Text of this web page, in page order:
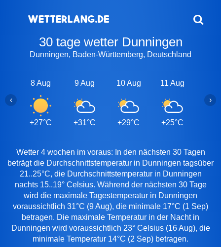
30 tage wetter Dunningen
Dunningen, Baden-Württemberg, Deutschland
8 Aug
+27°C
9 Aug
+31°C
10 Aug
+29°C
11 Aug
+25°C
‹ ›
Wetter 4 wochen im voraus: In den nächsten 30 Tagen
beträgt die Durchschnittstemperatur in Dunningen tagsüber
21..25°C, die Durchschnittstemperatur in Dunningen
nachts 15..19° Celsius. Während der nächsten 30 Tage
wird die maximale Tagestemperatur in Dunningen
voraussichtlich 31°C (9 Aug), die minimale 17°C (1 Sep)
betragen. Die maximale Temperatur in der Nacht in
Dunningen wird voraussichtlich 23° Celsius (16 Aug), die
minimale Temperatur 14°C (2 Sep) betragen.